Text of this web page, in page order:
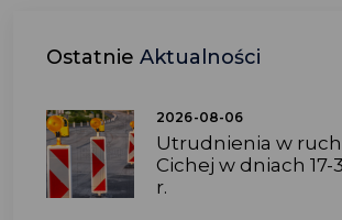
Ostatnie Aktualności
2026-08-06
Utrudnienia w
Cichej w dniach 17-
r.